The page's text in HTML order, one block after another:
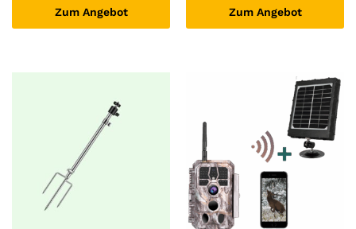
8000mAh 12V/9V/6V| W600
Rot
Zum Angebot
Wildkamera | BL8000
Zum Angebot